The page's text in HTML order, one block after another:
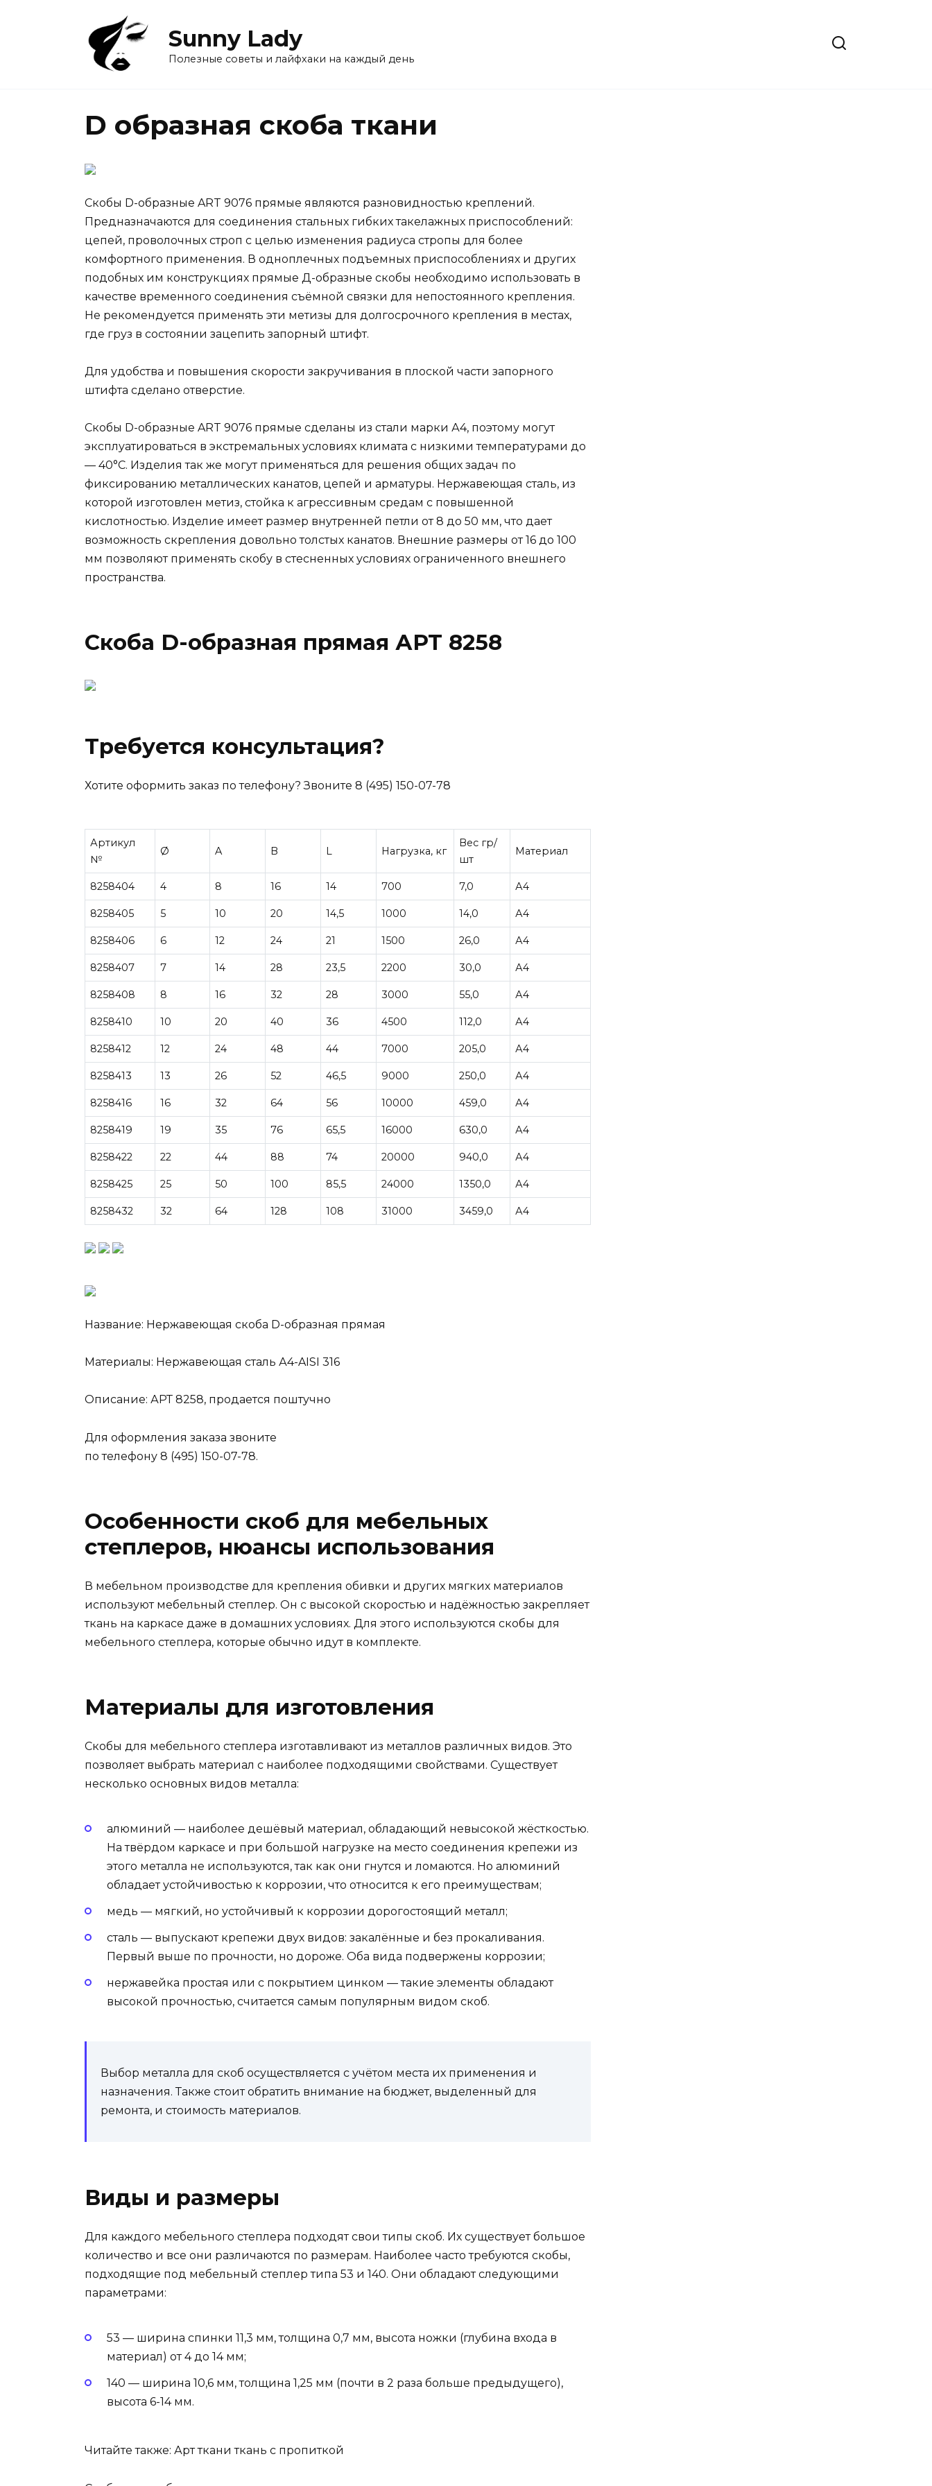
Sunny Lady
Полезные советы и лайфхаки на каждый день
D образная скоба ткани
Скобы D-образные ART 9076 прямые являются разновидностью креплений.
Предназначаются для соединения стальных гибких такелажных приспособлений:
цепей, проволочных строп с целью изменения радиуса стропы для более
комфортного применения. В одноплечных подъемных приспособлениях и других
подобных им конструкциях прямые Д-образные скобы необходимо использовать в
качестве временного соединения съёмной связки для непостоянного крепления.
Не рекомендуется применять эти метизы для долгосрочного крепления в местах,
где груз в состоянии зацепить запорный штифт.
Для удобства и повышения скорости закручивания в плоской части запорного
штифта сделано отверстие.
Скобы D-образные ART 9076 прямые сделаны из стали марки А4, поэтому могут
эксплуатироваться в экстремальных условиях климата с низкими температурами до
— 40°С. Изделия так же могут применяться для решения общих задач по
фиксированию металлических канатов, цепей и арматуры. Нержавеющая сталь, из
которой изготовлен метиз, стойка к агрессивным средам с повышенной
кислотностью. Изделие имеет размер внутренней петли от 8 до 50 мм, что дает
возможность скрепления довольно толстых канатов. Внешние размеры от 16 до 100
мм позволяют применять скобу в стесненных условиях ограниченного внешнего
пространства.
Скоба D-образная прямая АРТ 8258
Требуется консультация?
Хотите оформить заказ по телефону? Звоните 8 (495) 150-07-78
Артикул
№
Ø A B L Нагрузка, кг
Вес гр/
шт
Материал
8258404 4 8 16 14 700 7,0 А4
8258405 5 10 20 14,5 1000 14,0 А4
8258406 6 12 24 21 1500 26,0 А4
8258407 7 14 28 23,5 2200 30,0 А4
8258408 8 16 32 28 3000 55,0 А4
8258410 10 20 40 36 4500 112,0 А4
8258412 12 24 48 44 7000 205,0 А4
8258413 13 26 52 46,5 9000 250,0 А4
8258416 16 32 64 56 10000 459,0 А4
8258419 19 35 76 65,5 16000 630,0 А4
8258422 22 44 88 74 20000 940,0 А4
8258425 25 50 100 85,5 24000 1350,0 А4
8258432 32 64 128 108 31000 3459,0 А4
Название: Нержавеющая скоба D-образная прямая
Материалы: Нержавеющая сталь А4-AISI 316
Описание: АРТ 8258, продается поштучно
Для оформления заказа звоните
по телефону 8 (495) 150-07-78.
Особенности скоб для мебельных
степлеров, нюансы использования
В мебельном производстве для крепления обивки и других мягких материалов
используют мебельный степлер. Он с высокой скоростью и надёжностью закрепляет
ткань на каркасе даже в домашних условиях. Для этого используются скобы для
мебельного степлера, которые обычно идут в комплекте.
Материалы для изготовления
Скобы для мебельного степлера изготавливают из металлов различных видов. Это
позволяет выбрать материал с наиболее подходящими свойствами. Существует
несколько основных видов металла:
алюминий — наиболее дешёвый материал, обладающий невысокой жёсткостью.
На твёрдом каркасе и при большой нагрузке на место соединения крепежи из
этого металла не используются, так как они гнутся и ломаются. Но алюминий
обладает устойчивостью к коррозии, что относится к его преимуществам;
медь — мягкий, но устойчивый к коррозии дорогостоящий металл;
сталь — выпускают крепежи двух видов: закалённые и без прокаливания.
Первый выше по прочности, но дороже. Оба вида подвержены коррозии;
нержавейка простая или с покрытием цинком — такие элементы обладают
высокой прочностью, считается самым популярным видом скоб.
Выбор металла для скоб осуществляется с учётом места их применения и
назначения. Также стоит обратить внимание на бюджет, выделенный для
ремонта, и стоимость материалов.
Виды и размеры
Для каждого мебельного степлера подходят свои типы скоб. Их существует большое
количество и все они различаются по размерам. Наиболее часто требуются скобы,
подходящие под мебельный степлер типа 53 и 140. Они обладают следующими
параметрами:
53 — ширина спинки 11,3 мм, толщина 0,7 мм, высота ножки (глубина входа в
материал) от 4 до 14 мм;
140 — ширина 10,6 мм, толщина 1,25 мм (почти в 2 раза больше предыдущего),
высота 6-14 мм.
Читайте также: Арт ткани ткань с пропиткой